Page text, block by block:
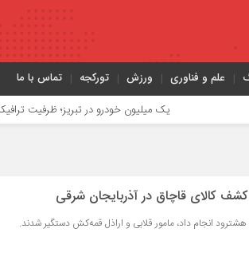
علم و فناوری ورزش تورکجه تماس با ما
یک میلیون خودرو در تبریز؛ ظرفیت ترافیکی معابر ۳۵۰ هزار خودرو
کالای قاچاق در آذربایجان شرقی
انجام داد، مامور قلابی و اراذل قمه‌کش دستگیر شدند.